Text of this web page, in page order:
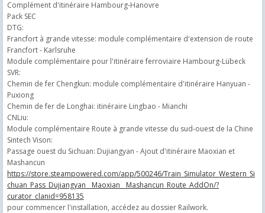
Complément d'itinéraire Hambourg-Hanovre
Pack SEC
DTG:
Francfort à grande vitesse: module complémentaire d'extension de route
Francfort - Karlsruhe
Module complémentaire pour l'itinéraire ferroviaire Hambourg-Lübeck
SVR:
Chemin de fer Chengkun: module complémentaire d'itinéraire Hanyuan -
Puxiong
Chemin de fer de Longhai: itinéraire Lingbao - Mianchi
CNLiu:
Module complémentaire Route à grande vitesse du sud-ouest de la Chine
Sintech Vison:
Passage ouest du Sichuan: Dujiangyan - Ajout d'itinéraire Maoxian et
Mashancun
https://store.steampowered.com/app/500246/Train_Simulator_Western_Si
chuan_Pass_Dujiangyan__Maoxian__Mashancun_Route_AddOn/?
curator_clanid=958135
pour commencer l'installation, accédez au dossier Railwork.